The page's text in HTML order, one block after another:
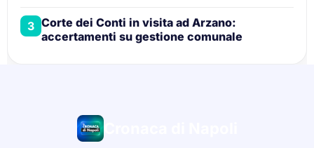
3 Corte dei Conti in visita ad Arzano:
accertamenti su gestione comunale
Cronaca di Napoli